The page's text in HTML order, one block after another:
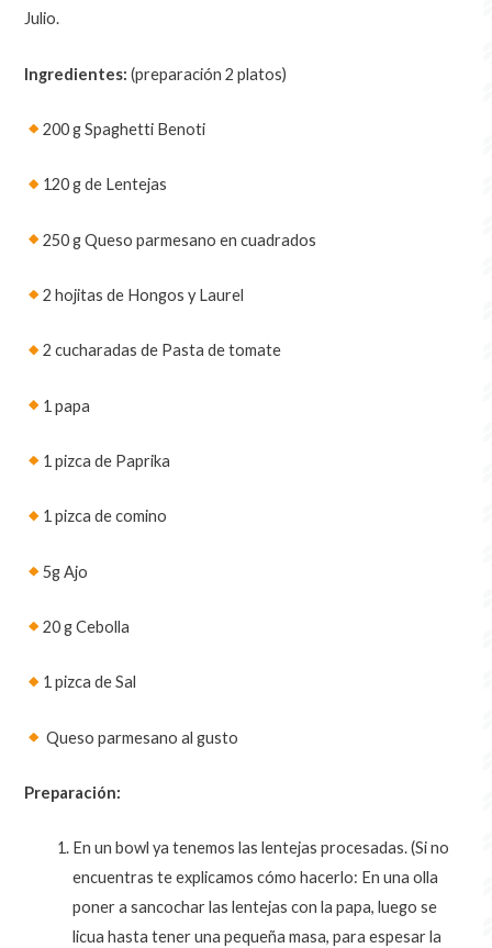
Julio.
Ingredientes: (preparación 2 platos)
200 g Spaghetti Benoti
120 g de Lentejas
250 g Queso parmesano en cuadrados
2 hojitas de Hongos yLaurel
2 cucharadas de Pasta de tomate
1 papa
1 pizca de Paprika
1 pizca decomino
5g Ajo
20 g Cebolla
1 pizca deSal
Queso parmesano al gusto
Preparación:
En un bowl ya tenemos las lentejas procesadas. (Si no
encuentras te explicamos cómo hacerlo: En una olla
poner a sancochar las lentejas con la papa, luego se
licua hasta tener una pequeña masa, para espesar la